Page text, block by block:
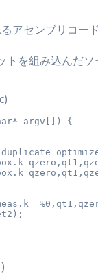
アセンブリコード
トを組み込んだ
argv[]) {